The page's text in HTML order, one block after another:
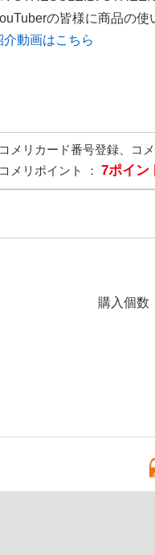
の皆様に商品の
介動画はこちら
コメリカード番号登録、コ
コメリポイント ： 7ポイン
購入個数